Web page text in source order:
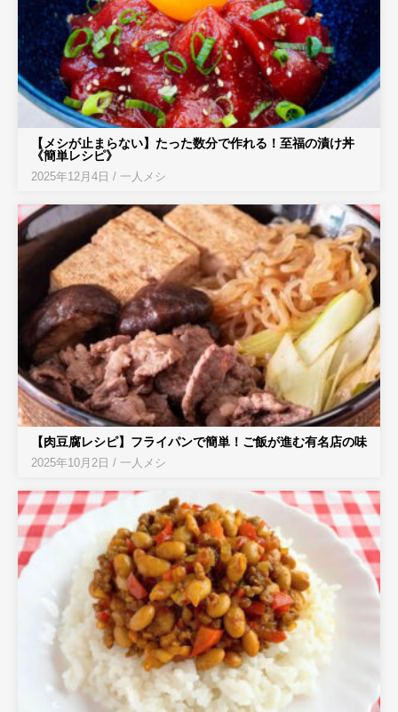
【メシが止まらない】たった数分で作れる！至福の漬け丼
《簡単レシピ》
2025年12月4日 / 一人メシ
【肉豆腐レシピ】フライパンで簡単！ご飯が進む有名店の味
2025年10月2日 / 一人メシ